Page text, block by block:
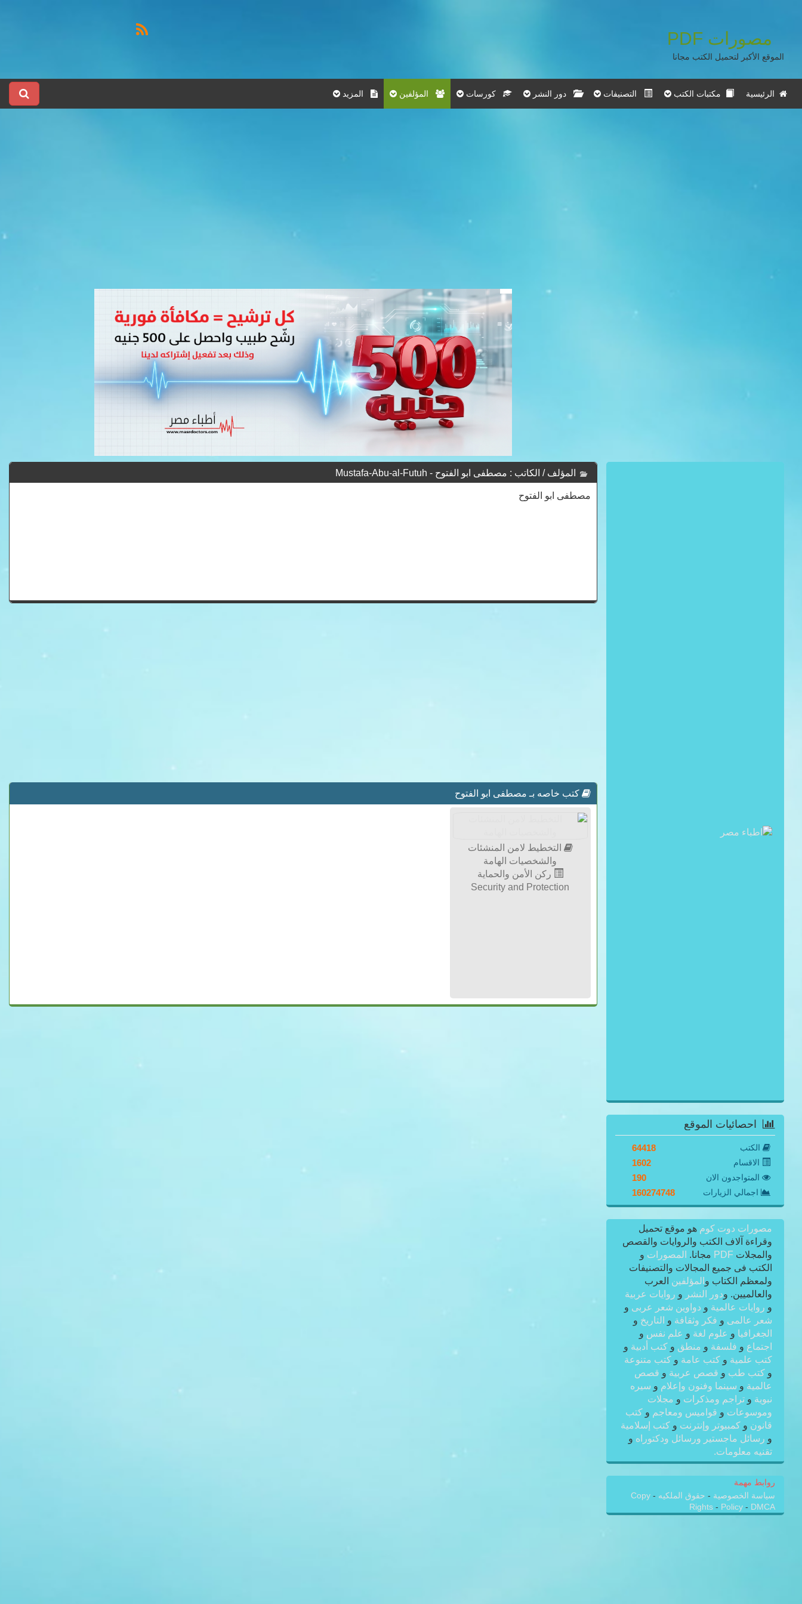
مصورات PDF
الموقع الأكبر لتحميل الكتب مجانا
الرئيسية مكتبات الكتب التصنيفات دور النشر كورسات المؤلفين المزيد
المؤلف / الكاتب : مصطفى ابو الفتوح - Mustafa-Abu-al-Futuh
مصطفى ابو الفتوح
كتب خاصه بـ مصطفى ابو الفتوح
التخطيط لامن المنشئات
والشخصيات الهامة
ركن الأمن والحماية
Security and Protection
احصائيات الموقع
الكتب 64418
الاقسام 1602
المتواجدون الان 190
اجمالي الزيارات 160274748
مصورات دوت كوم هو موقع تحميل
وقراءة آلاف الكتب والروايات والقصص
والمجلات PDF مجانا. المصورات و
الكتب فى جميع المجالات والتصنيفات
ولمعظم الكتاب و المؤلفين العرب
والعالميين. ودور النشر و روايات عربية
و روايات عالمية و دواوين شعر عربى و
شعر عالمى و فكر وثقافة و التاريخ و
الجغرافيا و علوم لغة و علم نفس و
اجتماع و فلسفة و منطق و كتب أدبية و
كتب علمية و كتب عامة و كتب متنوعة
و كتب طب و قصص عربية و قصص
عالمية و سينما وفنون وإعلام و سيره
نبوية و تراجم ومذكرات و مجلات
وموسوعات و قواميس ومعاجم و كتب
قانون و كمبيوتر وإنترنت و كتب إسلامية
و رسائل ماجستير ورسائل ودكتوراه و
تقنيه معلومات.
روابط مهمة
سياسة الخصوصية - حقوق الملكيه -
Copy
Rights - Policy - DMCA